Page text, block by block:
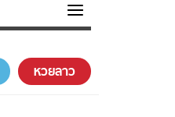
ตัว หวยลาว